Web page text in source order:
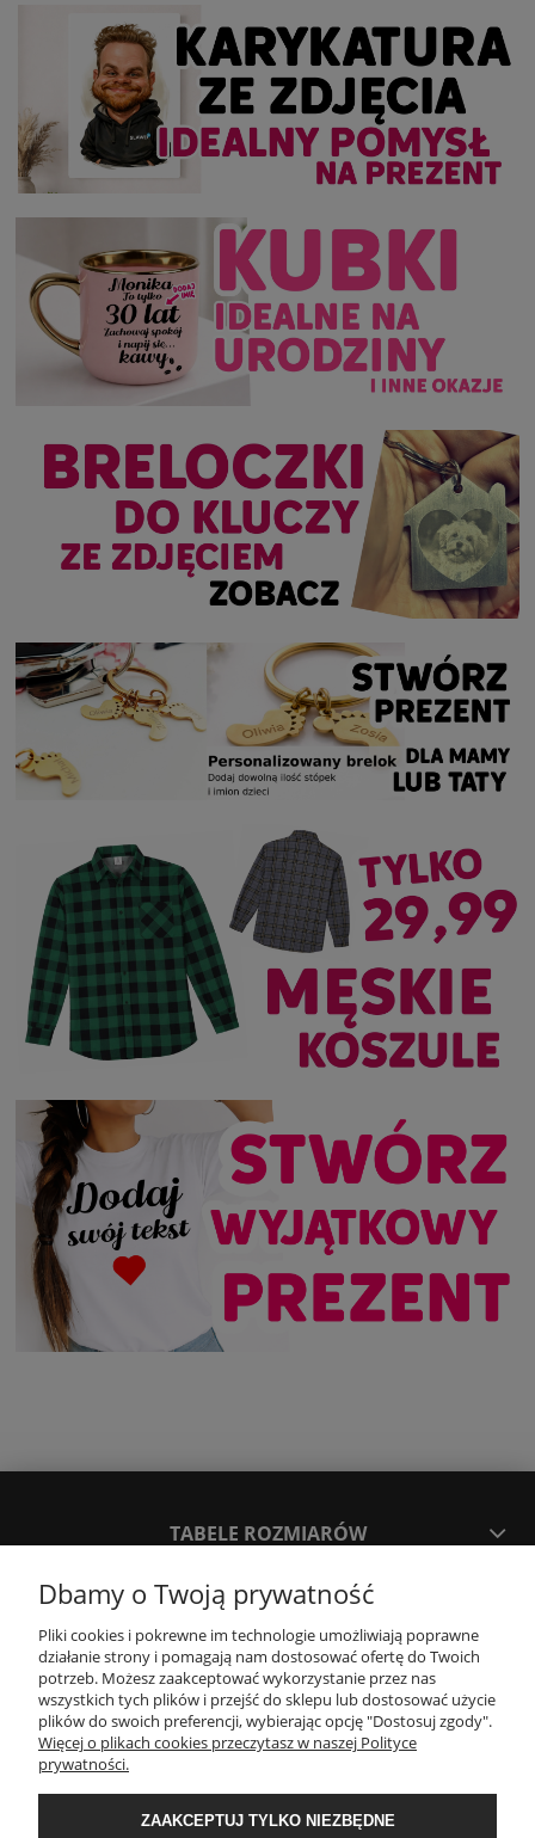
TABELE ROZMIARÓW
SPOSOBY PŁATNOŚCI ORAZ CZAS I KOSZTY DOSTAWY
DOSTAWY
KONTAKT
WYMIANA / ZWROTY / REKLAMACJE
Dbamy o Twoją prywatność
Pliki cookies i pokrewne im technologie umożliwiają poprawne
działanie strony i pomagają nam dostosować ofertę do Twoich
potrzeb. Możesz zaakceptować wykorzystanie przez nas
wszystkich tych plików i przejść do sklepu lub dostosować użycie
plików do swoich preferencji, wybierając opcję "Dostosuj zgody".
Więcej o plikach cookies przeczytasz w naszej Polityce
prywatności.
ZAAKCEPTUJ TYLKO NIEZBĘDNE